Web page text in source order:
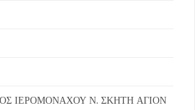
ΙΕΡΟΜΟΝΑΧΟΥ Ν. ΣΚΗΤΗ ΑΓΙΟΝ